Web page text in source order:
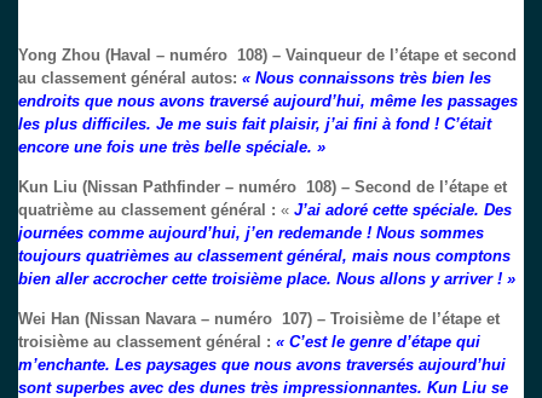
Yong Zhou (Haval – numéro 108) – Vainqueur de l’étape et second
au classement général autos: « Nous connaissons très bien les
endroits que nous avons traversé aujourd’hui, même les passages
les plus difficiles. Je me suis fait plaisir, j’ai fini à fond ! C’était
encore une fois une très belle spéciale. »
Kun Liu (Nissan Pathfinder – numéro 108) – Second de l’étape et
quatrième au classement général : « J’ai adoré cette spéciale. Des
journées comme aujourd’hui, j’en redemande ! Nous sommes
toujours quatrièmes au classement général, mais nous comptons
bien aller accrocher cette troisième place. Nous allons y arriver ! »
Wei Han (Nissan Navara – numéro 107) – Troisième de l’étape et
troisième au classement général : « C’est le genre d’étape qui
m’enchante. Les paysages que nous avons traversés aujourd’hui
sont superbes avec des dunes très impressionnantes. Kun Liu se